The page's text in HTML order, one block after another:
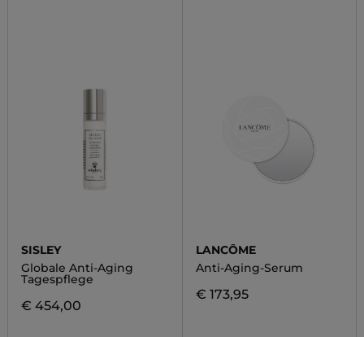
SISLEY
Globale Anti-Aging
Tagespflege
€ 454,00
LANCÔME
Anti-Aging-Serum
€ 173,95